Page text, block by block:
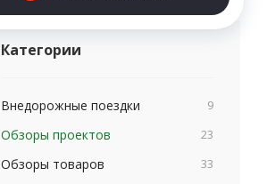
Категории
Внедорожные поездки 9
Обзоры проектов 23
Обзоры товаров 33